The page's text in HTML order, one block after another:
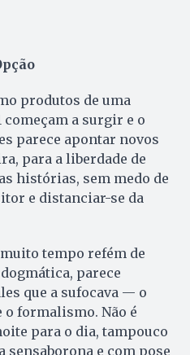
produtos de uma
começam a surgir e o
parece apontar novos
para a liberdade de
histórias, sem medo de
e distanciar-se da
tempo refém de
parece
que a sufocava — o
formalismo. Não é
para o dia, tampouco
sensaborona e com pose